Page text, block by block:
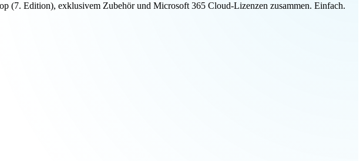
(7. Edition), exklusivem Zubehör und Microsoft 365 Cloud-Lizenzen zusammen. Einfach.